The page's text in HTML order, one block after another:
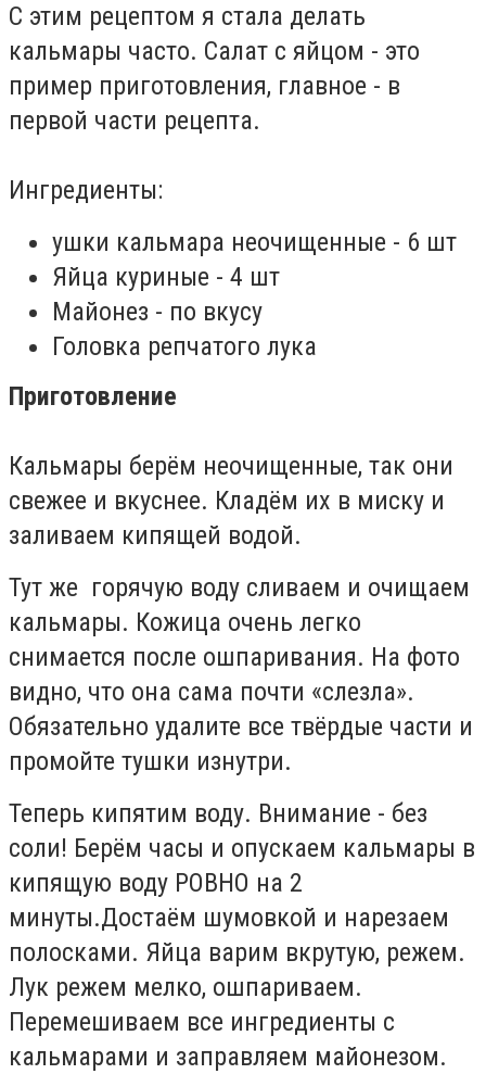
С этим рецептом я стала делать
кальмары часто. Салат с яйцом - это
пример приготовления, главное - в
первой части рецепта.
Ингредиенты:
ушки кальмара неочищенные - 6 шт
Яйца куриные - 4 шт
Майонез - по вкусу
Головка репчатого лука
Приготовление
Кальмары берём неочищенные, так они
свежее и вкуснее. Кладём их в миску и
заливаем кипящей водой.
Тут же горячую воду сливаем и очищаем
кальмары. Кожица очень легко
снимается после ошпаривания. На фото
видно, что она сама почти «слезла».
Обязательно удалите все твёрдые части и
промойте тушки изнутри.
Теперь кипятим воду. Внимание - без
соли! Берём часы и опускаем кальмары в
кипящую воду РОВНО на 2
минуты.Достаём шумовкой и нарезаем
полосками. Яйца варим вкрутую, режем.
Лук режем мелко, ошпариваем.
Перемешиваем все ингредиенты с
кальмарами и заправляем майонезом.